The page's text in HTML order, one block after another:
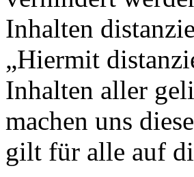
Inhalten
„Hiermit
Inhalten aller
machen uns
gilt für alle auf